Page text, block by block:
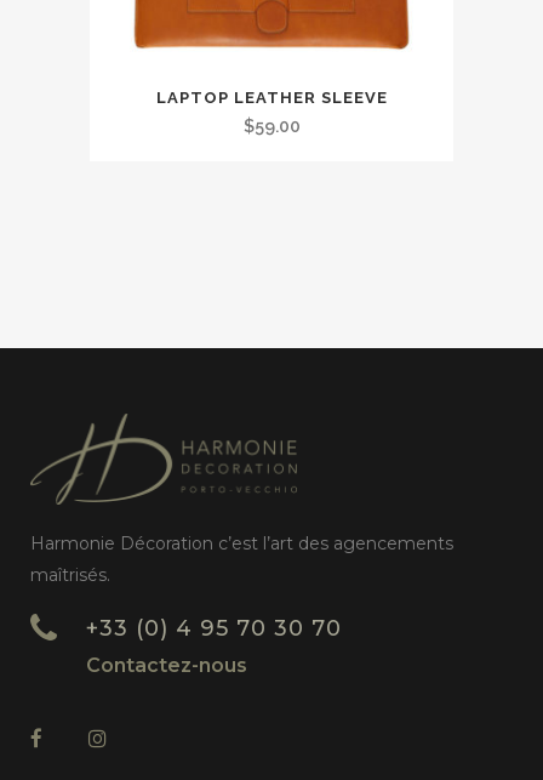
LAPTOP LEATHER SLEEVE
$59.00
Harmonie Décoration c’est l’art des agencements
maîtrisés.
+33 (0) 4 95 70 30 70
Contactez-nous